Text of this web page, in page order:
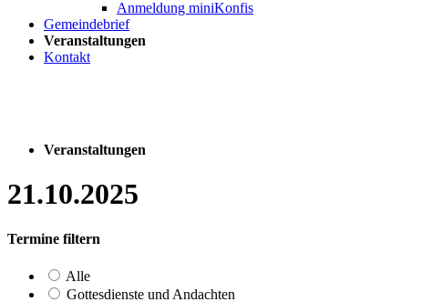
Anmeldung miniKonfis
Gemeindebrief
Veranstaltungen
Kontakt
Veranstaltungen
21.10.2025
Termine filtern
Alle
Gottesdienste und Andachten